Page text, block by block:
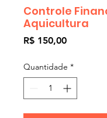
Controle
Aquicultura
R$ 150,00Preço
Quantidade *